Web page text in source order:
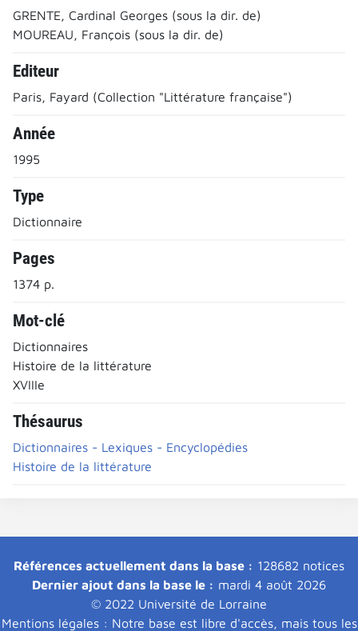
GRENTE, Cardinal Georges (sous la dir. de)
MOUREAU, François (sous la dir. de)
Editeur
Paris, Fayard (Collection "Littérature française")
Année
1995
Type
Dictionnaire
Pages
1374 p.
Mot-clé
Dictionnaires
Histoire de la littérature
XVIIIe
Thésaurus
Dictionnaires - Lexiques - Encyclopédies
Histoire de la littérature
Références actuellement dans la base : 128682 notices
Dernier ajout dans la base le : mardi 4 août 2026
© 2022 Université de Lorraine
Mentions légales : Notre base est libre d'accès, mais tous les